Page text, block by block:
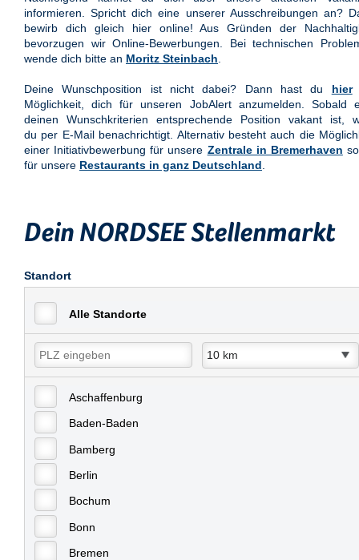
informieren. Spricht dich eine unserer Ausschreibungen an?
bewirb dich gleich hier online! Aus Gründen der
bevorzugen wir Online-Bewerbungen. Bei technischen
wende dich bitte an Moritz Steinbach
Deine Wunschposition ist nicht dabei? Dann hast du hier
Möglichkeit, dich für unseren JobAlert anzumelden. Sobald
deinen Wunschkriterien entsprechende Position vakant ist,
du per E-Mail benachrichtigt. Alternativ besteht auch die
einer Initiativbewerbung für unsere Zentrale in Bremerhaven
für unsere Restaurants in ganz Deutschland
Dein NORDSEE Stellenmarkt
Standort
Alle Standorte
Aschaffenburg
Baden-Baden
Bamberg
Berlin
Bochum
Bonn
Bremen